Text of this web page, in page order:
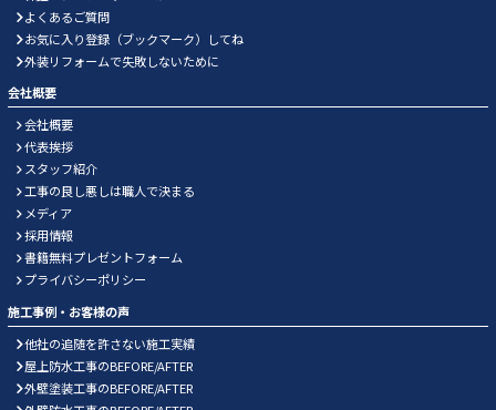
よくあるご質問
お気に入り登録（ブックマーク）してね
外装リフォームで失敗しないために
会社概要
会社概要
代表挨拶
スタッフ紹介
工事の良し悪しは職人で決まる
メディア
採用情報
書籍無料プレゼントフォーム
プライバシーポリシー
施工事例・お客様の声
他社の追随を許さない施工実績
屋上防水工事のBEFORE/AFTER
外壁塗装工事のBEFORE/AFTER